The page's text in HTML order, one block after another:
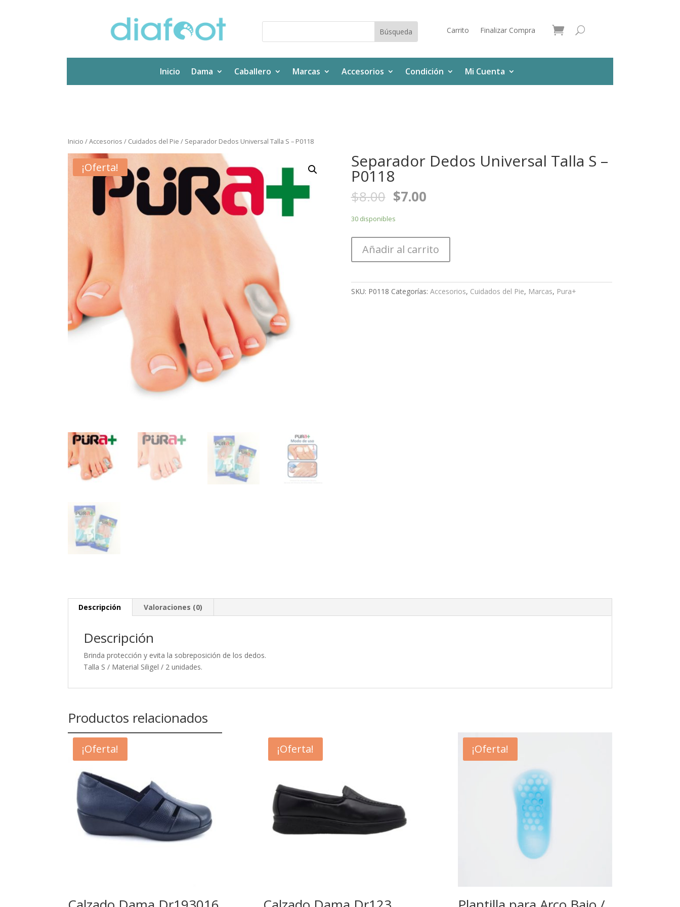
Carrito Finalizar Compra
Inicio Dama Caballero Marcas Accesorios Condición Mi Cuenta
Inicio /Accesorios / Cuidados del Pie / Separador Dedos Universal Talla S – P0118
¡Oferta! Separador Dedos Universal Talla S –
P0118
$8.00 $7.00
30 disponibles
Añadir al carrito
SKU: P0118 Categorías: Accesorios, Cuidados del Pie, Marcas, Pura+
Descripción Valoraciones (0)
Descripción
Brinda protección y evita la sobreposición de los dedos.
Talla S / Material Siligel / 2 unidades.
Productos relacionados
¡Oferta! ¡Oferta! ¡Oferta!